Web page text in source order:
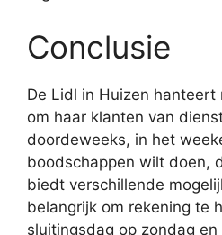
Conclusie
De Lidl in Huizen hanteert
om haar klanten van
doordeweeks, in het
boodschappen wilt doen,
biedt verschillende
belangrijk om rekening te
sluitingsdag op zondag en